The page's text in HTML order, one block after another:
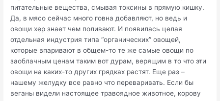
питательные вещества, смывая токсины в прямую кишку.
Да, в мясо сейчас много говна добавляют, но ведь и
овощи хер знает чем поливают. И появилась целая
отдельная индустрия типа “органических” овощей,
которые впаривают в общем-то те же самые овощи по
заоблачным ценам таким вот дурам, верящим в то что эти
овощи на каких-то других грядках растят. Еще раз –
нашему желудку все равно что переваривать. Если бы
веганы видели настоящее травоядное животное, корову